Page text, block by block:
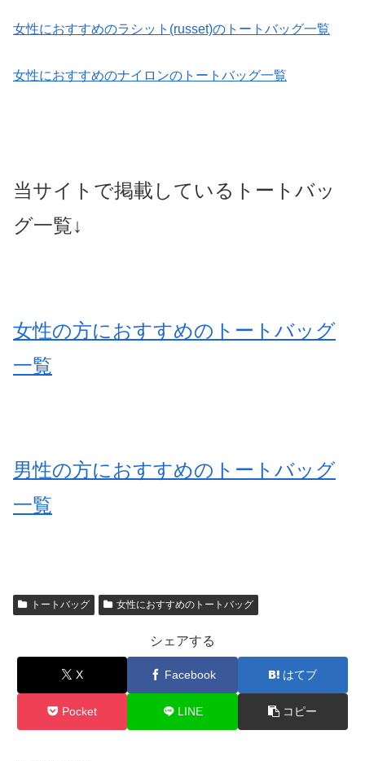
女性におすすめのラシット(russet)のトートバッグ一覧
女性におすすめのナイロンのトートバッグ一覧
当サイトで掲載しているトートバッ
グ一覧↓
女性の方におすすめのトートバッグ
一覧
男性の方におすすめのトートバッグ
一覧
トートバッグ 女性におすすめのトートバッグ
シェアする
X Facebook はてブ
Pocket LINE コピー